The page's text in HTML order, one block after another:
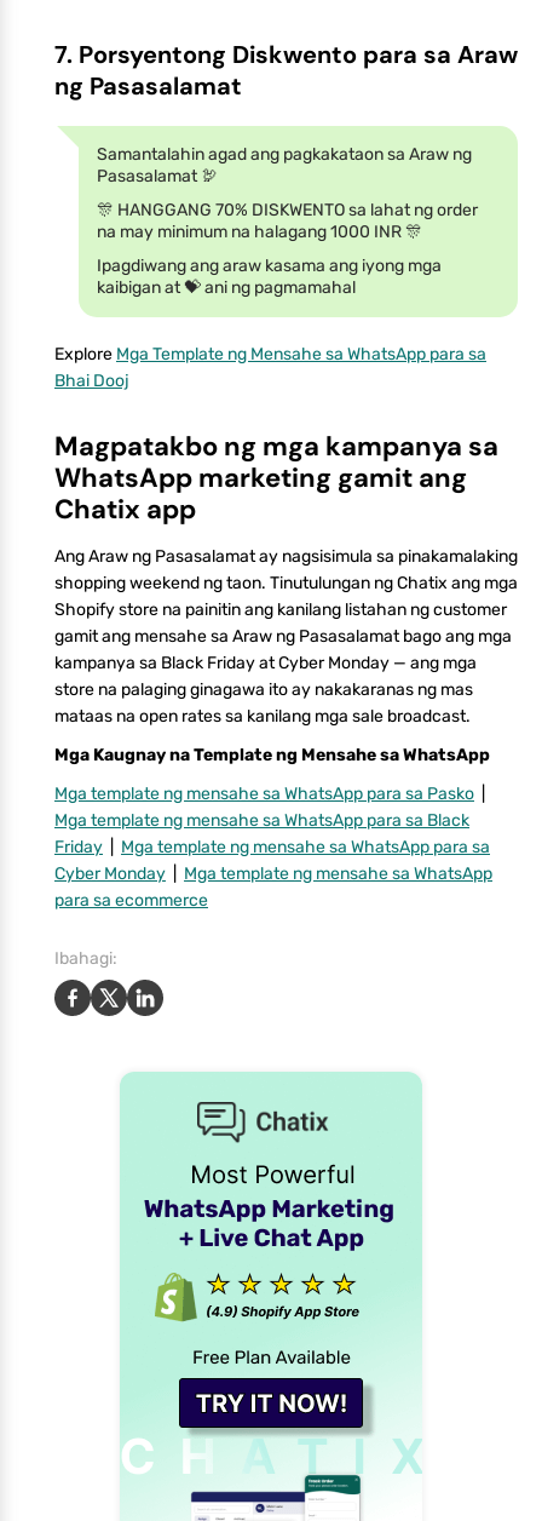
7. Porsyentong Diskwento para sa Araw
ng Pasasalamat
Samantalahin agad ang pagkakataon sa Araw ng
Pasasalamat 🦃
🎊 HANGGANG 70% DISKWENTO sa lahat ng order
na may minimum na halagang 1000 INR 🎊
Ipagdiwang ang araw kasama ang iyong mga
kaibigan at 💝 ani ng pagmamahal
Explore Mga Template ng Mensahe sa WhatsApp para sa
Bhai Dooj
Magpatakbo ng mga kampanya sa
WhatsApp marketing gamit ang
Chatix app
Ang Araw ng Pasasalamat ay nagsisimula sa pinakamalaking
shopping weekend ng taon. Tinutulungan ng Chatix ang mga
Shopify store na painitin ang kanilang listahan ng customer
gamit ang mensahe sa Araw ng Pasasalamat bago ang mga
kampanya sa Black Friday at Cyber Monday — ang mga
store na palaging ginagawa ito ay nakakaranas ng mas
mataas na open rates sa kanilang mga sale broadcast.
Mga Kaugnay na Template ng Mensahe sa WhatsApp
Mga template ng mensahe sa WhatsApp para sa Pasko
Mga template ng mensahe sa WhatsApp para sa Black
Friday
Mga template ng mensahe sa WhatsApp para sa
Cyber Monday
Mga template ng mensahe sa WhatsApp
para sa ecommerce
Ibahagi: